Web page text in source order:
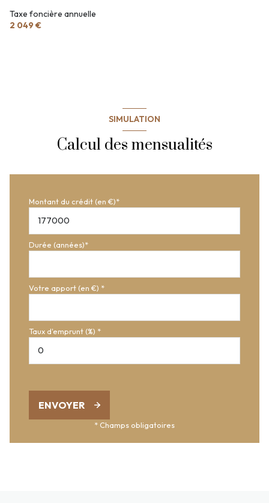
Taxe foncière annuelle
2 049 €
SIMULATION
Calcul des mensualités
Montant du crédit (en €)*
Durée (années)*
Votre apport (en €) *
Taux d'emprunt (%) *
ENVOYER
* Champs obligatoires